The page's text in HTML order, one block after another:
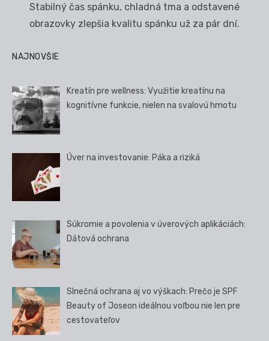
Stabilný čas spánku, chladná tma a odstavené
obrazovky zlepšia kvalitu spánku už za pár dní.
NAJNOVŠIE
Kreatín pre wellness: Využitie kreatínu na
kognitívne funkcie, nielen na svalovú hmotu
Úver na investovanie: Páka a riziká
Súkromie a povolenia v úverových aplikáciách:
Dátová ochrana
Slnečná ochrana aj vo výškach: Prečo je SPF
Beauty of Joseon ideálnou voľbou nie len pre
cestovateľov